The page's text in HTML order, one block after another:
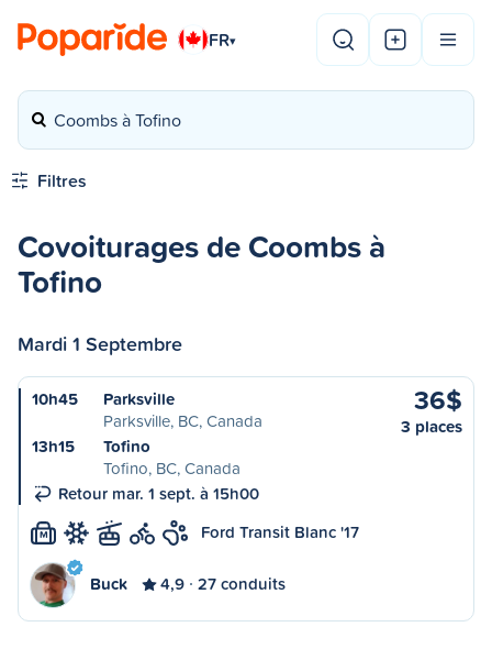
FR▾
Coombs à Tofino
Filtres
Covoiturages de Coombs à
Tofino
Mardi 1 Septembre
10h45
Parksville
Parksville, BC, Canada
13h15
Tofino
Tofino, BC, Canada
Retour mar. 1 sept. à 15h00
36$
3 places
M Ford Transit Blanc '17
Buck 4,9 27 conduits